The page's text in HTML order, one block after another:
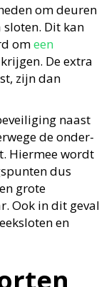
om deuren
Dit kan
omeen
De extra
zijn dan
naast
de onder-
Hiermee wordt
dus
grote
Ook in dit geval
en